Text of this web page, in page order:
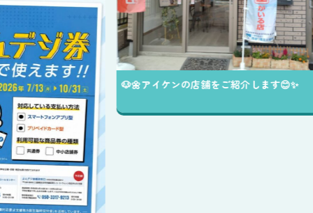
🐶🌼アイケンの店舗をご紹介します😊✨️